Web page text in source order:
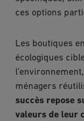
ces options
Les boutiques
écologiques
ménagers
succès repose
valeurs de leur